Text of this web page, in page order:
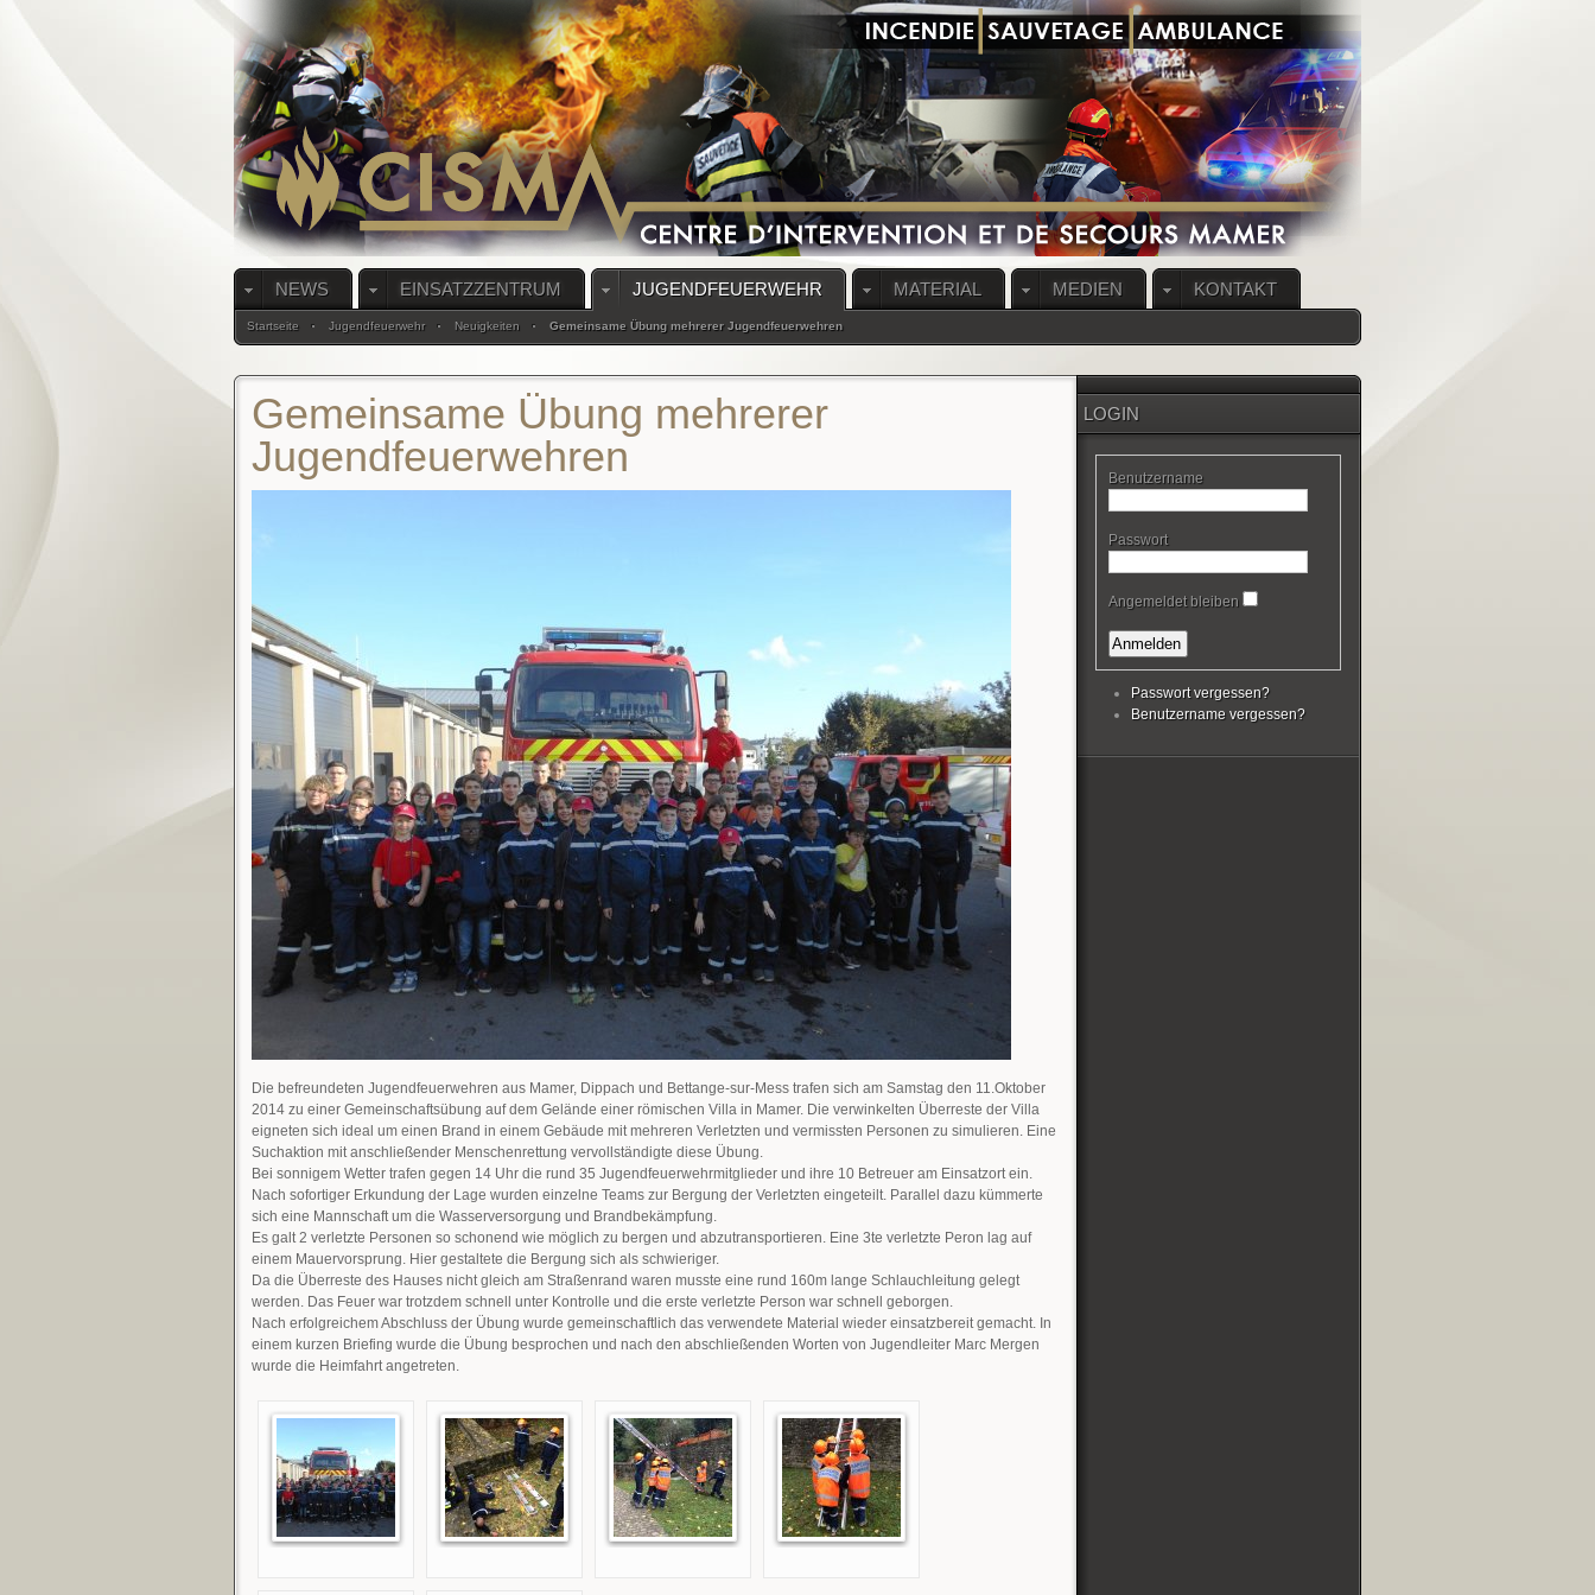
NEWS EINSATZZENTRUM JUGENDFEUERWEHR MATERIAL MEDIEN KONTAKT
Startseite Jugendfeuerwehr Neuigkeiten Gemeinsame Übung mehrerer Jugendfeuerwehren
Gemeinsame Übung mehrerer
Jugendfeuerwehren
Die befreundeten Jugendfeuerwehren aus Mamer, Dippach und Bettange-sur-Mess trafen sich am Samstag den 11.Oktober
2014 zu einer Gemeinschaftsübung auf dem Gelände einer römischen Villa in Mamer. Die verwinkelten Überreste der Villa
eigneten sich ideal um einen Brand in einem Gebäude mit mehreren Verletzten und vermissten Personen zu simulieren. Eine
Suchaktion mit anschließender Menschenrettung vervollständigte diese Übung.
Bei sonnigem Wetter trafen gegen 14 Uhr die rund 35 Jugendfeuerwehrmitglieder und ihre 10 Betreuer am Einsatzort ein.
Nach sofortiger Erkundung der Lage wurden einzelne Teams zur Bergung der Verletzten eingeteilt. Parallel dazu kümmerte
sich eine Mannschaft um die Wasserversorgung und Brandbekämpfung.
Es galt 2 verletzte Personen so schonend wie möglich zu bergen und abzutransportieren. Eine 3te verletzte Peron lag auf
einem Mauervorsprung. Hier gestaltete die Bergung sich als schwieriger.
Da die Überreste des Hauses nicht gleich am Straßenrand waren musste eine rund 160m lange Schlauchleitung gelegt
werden. Das Feuer war trotzdem schnell unter Kontrolle und die erste verletzte Person war schnell geborgen.
Nach erfolgreichem Abschluss der Übung wurde gemeinschaftlich das verwendete Material wieder einsatzbereit gemacht. In
einem kurzen Briefing wurde die Übung besprochen und nach den abschließenden Worten von Jugendleiter Marc Mergen
wurde die Heimfahrt angetreten.
LOGIN
Benutzername
Passwort
Angemeldet bleiben
Passwort vergessen?
Benutzername vergessen?